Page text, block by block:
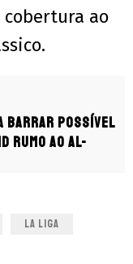
cobertura ao
barrar possível
rumo ao Al-
LA LIGA